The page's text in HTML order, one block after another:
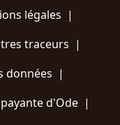
légales |
traceurs |
données |
d'Ode |